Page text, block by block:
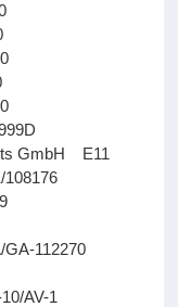
GmbH E11
112270
AV-1